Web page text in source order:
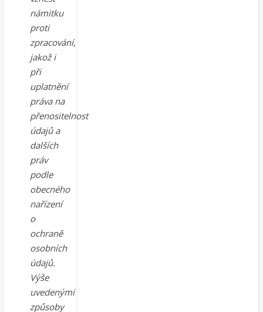
námitku
proti
zpracování,
jakož i
při
uplatnění
práva na
přenositelnost
údajů a
dalších
práv
podle
obecného
nařízení
o
ochraně
osobních
údajů.
Výše
uvedenými
způsoby